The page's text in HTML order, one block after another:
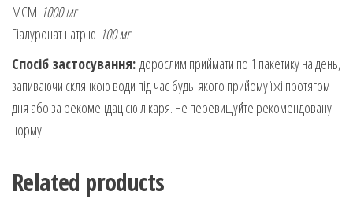
МСМ 1000 мг
Гіалуронат натрію 100 мг
Спосіб застосування: дорослим приймати по 1 пакетику на день,
запиваючи склянкою води під час будь-якого прийому їжі протягом
дня або за рекомендацією лікаря. Не перевищуйте рекомендовану
норму
Related products